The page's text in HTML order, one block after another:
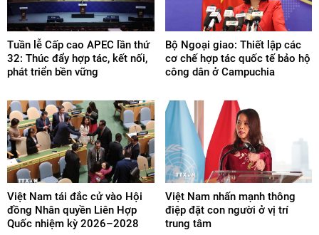
Tuần lễ Cấp cao APEC lần thứ
32: Thúc đẩy hợp tác, kết nối,
phát triển bền vững
Bộ Ngoại giao: Thiết lập các
cơ chế hợp tác quốc tế bảo hộ
công dân ở Campuchia
Việt Nam tái đắc cử vào Hội
đồng Nhân quyền Liên Hợp
Quốc nhiệm kỳ 2026–2028
Việt Nam nhấn mạnh thông
điệp đặt con người ở vị trí
trung tâm